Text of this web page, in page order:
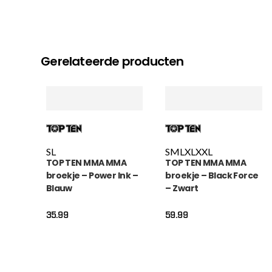
Gerelateerde producten
SL
TOP TEN MMA MMA
broekje – Power Ink –
Blauw
35.99
SMLXLXXL
TOP TEN MMA MMA
broekje – Black Force
– Zwart
59.99